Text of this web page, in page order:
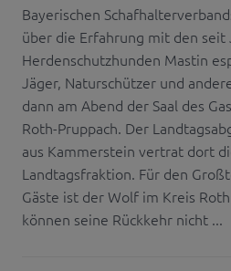
Bayerischen
über die Erfahrung mit den
Herdenschutzhunden Mastin
Jäger, Naturschützer und
dann am Abend der Saal des
Roth-Pruppach. Der
aus Kammerstein vertrat dort
Landtagsfraktion. Für den
Gäste ist der Wolf im Kreis
können seine Rückkehr nicht ...